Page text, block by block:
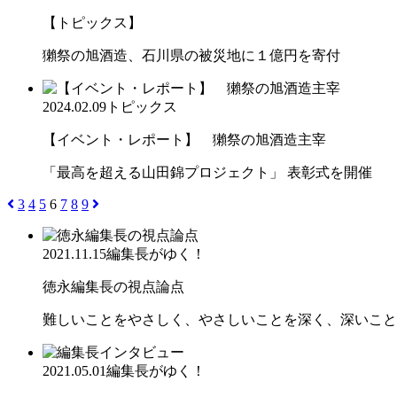
【トピックス】
獺祭の旭酒造、石川県の被災地に１億円を寄付
2024.02.09 トピックス
【イベント・レポート】 獺祭の旭酒造主宰
「最高を超える山田錦プロジェクト」 表彰式を開催
3 4 5 6 7 8 9
2021.11.15編集長がゆく！
徳永編集長の視点論点
難しいことをやさしく、やさしいことを深く、深いこ
2021.05.01編集長がゆく！